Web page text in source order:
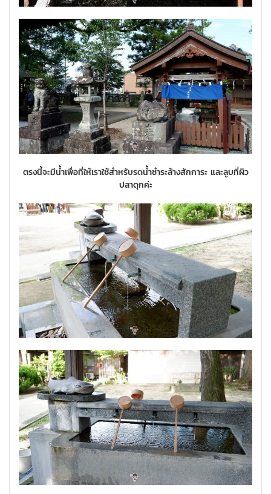
ตรงนี้จะมีน้ำเพื่อที่ให้เราใช้สำหรับรดน้ำชำระล้างสักการะ และลูบที่ผิว
ปลาดุกค่ะ